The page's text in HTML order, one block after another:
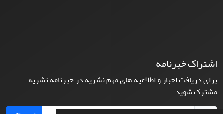
اشتراک خبرنامه
برای دریافت اخبار و اطلاعیه های مهم نشریه در خبرنامه نشریه
مشترک شوید.